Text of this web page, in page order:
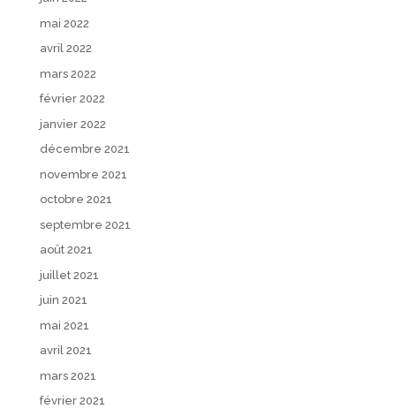
mai 2022
avril 2022
mars 2022
février 2022
janvier 2022
décembre 2021
novembre 2021
octobre 2021
septembre 2021
août 2021
juillet 2021
juin 2021
mai 2021
avril 2021
mars 2021
février 2021